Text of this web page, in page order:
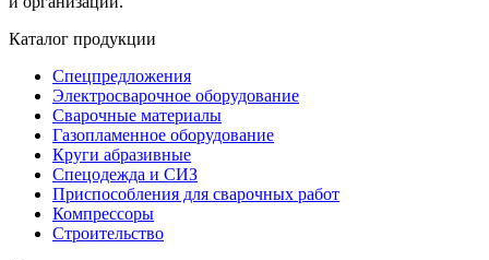
Каталог продукции
Спецпредложения
Электросварочное оборудование
Сварочные материалы
Газопламенное оборудование
Круги абразивные
Спецодежда и СИЗ
Приспособления для сварочных работ
Компрессоры
Строительство